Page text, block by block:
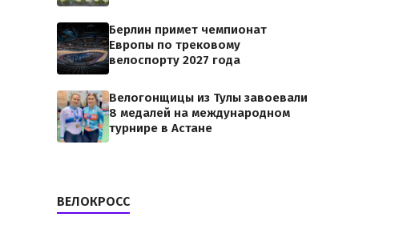
Берлин примет чемпионат
Европы по трековому
велоспорту 2027 года
Велогонщицы из Тулы завоевали
8 медалей на международном
турнире в Астане
ВЕЛОКРОСС